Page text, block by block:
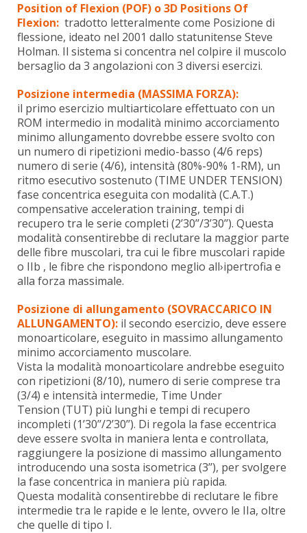
Position of Flexion (POF) o 3D Positions Of
Flexion: tradotto letteralmente come Posizione di
flessione, ideato nel 2001 dallo statunitense Steve
Holman. Il sistema si concentra nel colpire il muscolo
bersaglio da 3 angolazioni con 3 diversi esercizi.
Posizione intermedia (MASSIMA FORZA):
il primo esercizio multiarticolare effettuato con un
ROM intermedio in modalità minimo accorciamento
minimo allungamento dovrebbe essere svolto con
un numero di ripetizioni medio-basso (4/6 reps)
numero di serie (4/6), intensità (80%-90% 1-RM), un
ritmo esecutivo sostenuto (TIME UNDER TENSION)
fase concentrica eseguita con modalità (C.A.T.)
compensative acceleration training, tempi di
recupero tra le serie completi (2’30’’/3’30’’). Questa
modalità consentirebbe di reclutare la maggior parte
delle fibre muscolari, tra cui le fibre muscolari rapide
o IIb , le fibre che rispondono meglio all›ipertrofia e
alla forza massimale.
Posizione di allungamento (SOVRACCARICO IN
ALLUNGAMENTO): il secondo esercizio, deve essere
monoarticolare, eseguito in massimo allungamento
minimo accorciamento muscolare.
Vista la modalità monoarticolare andrebbe eseguito
con ripetizioni (8/10), numero di serie comprese tra
(3/4) e intensità intermedie, Time Under
Tension (TUT) più lunghi e tempi di recupero
incompleti (1’30’’/2’30’’). Di regola la fase eccentrica
deve essere svolta in maniera lenta e controllata,
raggiungere la posizione di massimo allungamento
introducendo una sosta isometrica (3’’), per svolgere
la fase concentrica in maniera più rapida.
Questa modalità consentirebbe di reclutare le fibre
intermedie tra le rapide e le lente, ovvero le IIa, oltre
che quelle di tipo I.